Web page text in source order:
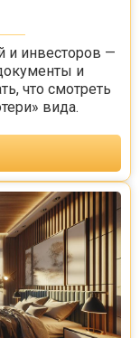
и инвесторов —
и
что смотреть
вида.